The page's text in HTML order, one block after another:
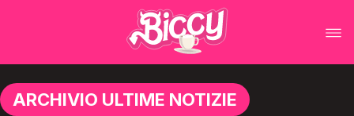
ARCHIVIO ULTIME NOTIZIE